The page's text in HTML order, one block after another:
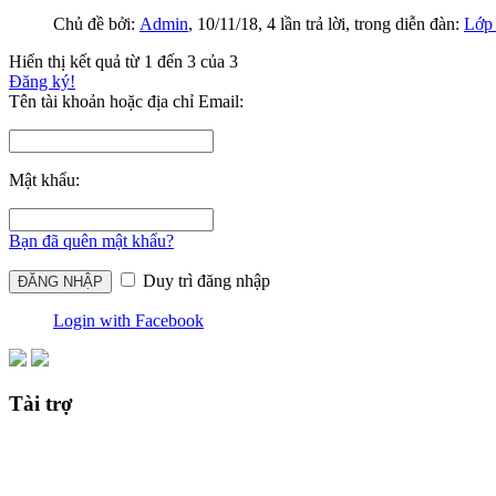
Chủ đề bởi: Admin, 10/11/18, 4 lần trả lời, trong diễn đàn: Lớp
Hiển thị kết quả từ 1 đến 3 của 3
Đăng ký!
Tên tài khoản hoặc địa chỉ Email:
Mật khẩu:
Bạn đã quên mật khẩu?
Duy trì đăng nhập
Login with Facebook
Tài trợ